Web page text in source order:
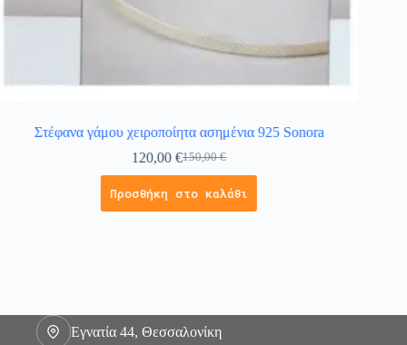
Στέφανα γάμου χειροποίητα ασημένια 925 Sonora
150,00€
120,00€
Προσθήκη στο καλάθι
Εγνατία 44, Θεσσαλονίκη